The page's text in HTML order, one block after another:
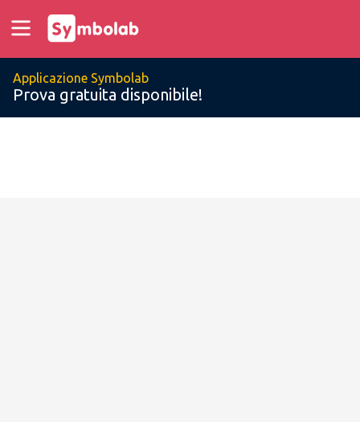
Applicazione Symbolab
Prova gratuita disponibile!